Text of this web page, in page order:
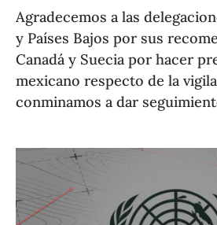
Agradecemos a las
y Países Bajos por sus
Canadá y Suecia por hacer
mexicano respecto de la
conminamos a dar